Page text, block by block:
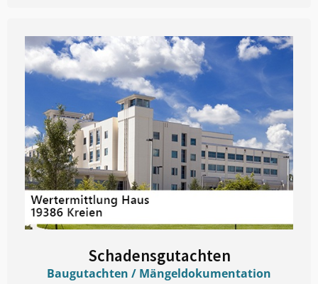
Schadensgutachten
Baugutachten / Mängeldokumentation